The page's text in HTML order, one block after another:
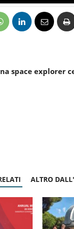
space explorer
ALTRO